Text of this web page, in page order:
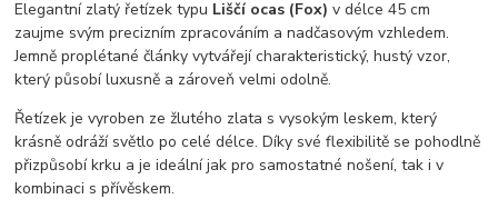
Elegantní zlatý řetízek typu Liščí ocas (Fox) v délce 45 cm
zaujme svým precizním zpracováním a nadčasovým vzhledem.
Jemně proplétané články vytvářejí charakteristický, hustý vzor,
který působí luxusně a zároveň velmi odolně.
Řetízek je vyroben ze žlutého zlata s vysokým leskem, který
krásně odráží světlo po celé délce. Díky své flexibilitě se pohodlně
přizpůsobí krku a je ideální jak pro samostatné nošení, tak i v
kombinaci s přívěskem.